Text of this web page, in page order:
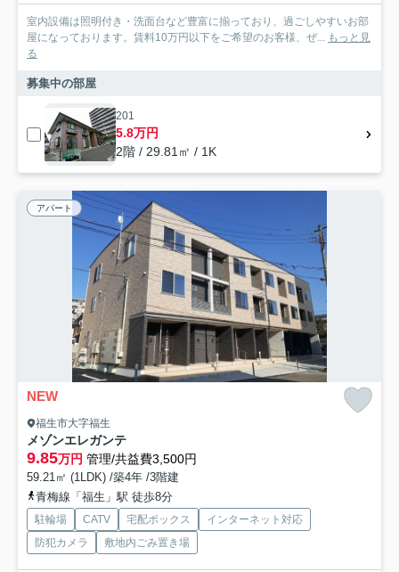
室内設備は照明付き・洗面台など豊富に揃っており、過ごしやすいお部
屋になっております。賃料10万円以下をご希望のお客様、ぜ... もっと見
る
募集中の部屋
201
5.8万円
2階 / 29.81㎡ / 1K
アパート
NEW
福生市大字福生
メゾンエレガンテ
9.85万円 管理/共益費3,500円
59.21㎡ (1LDK) /築4年 /3階建
青梅線「福生」駅 徒歩8分
駐輪場 CATV 宅配ボックス
インターネット対応
防犯カメラ
敷地内ごみ置き場